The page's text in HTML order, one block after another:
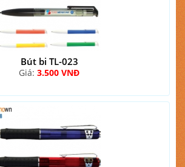
Bút bi TL-023
Giá: 3.500 VNĐ